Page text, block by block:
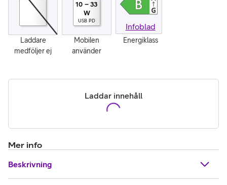
Laddare
medföljer ej
Mobilen
använder
10 – 33
W
USB PD
Energiklass
Infoblad
Laddar innehåll
Mer info
Beskrivning